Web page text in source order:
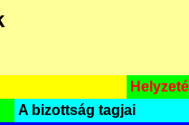
A bizottság tagjai